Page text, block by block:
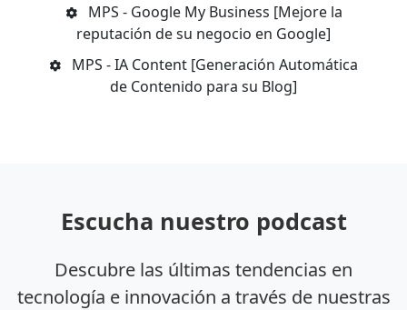
MPS - Google My Business [Mejore la
reputación de su negocio en Google]
MPS - IA Content [Generación Automática
de Contenido para su Blog]
Escucha nuestro podcast
Descubre las últimas tendencias en
tecnología e innovación a través de nuestras